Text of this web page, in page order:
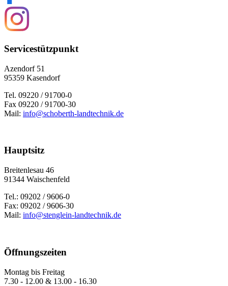
Servicestützpunkt
Azendorf 51
95359 Kasendorf
Tel. 09220 / 91700-0
Fax 09220 / 91700-30
Mail: info@schoberth-landtechnik.de
Hauptsitz
Brei­ten­le­sau 46
91344 Wai­schen­feld
Tel.: 09202 / 9606-0
Fax: 09202 / 9606-30
Mail: info@stenglein-landtechnik.de
Öffnungszeiten
Montag bis Freitag
7.30 - 12.00 & 13.00 - 16.30